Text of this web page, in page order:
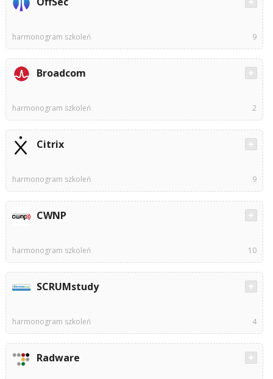
harmonogram szkoleń 9
Broadcom
harmonogram szkoleń 2
Citrix
harmonogram szkoleń 9
CWNP
harmonogram szkoleń 10
SCRUMstudy
harmonogram szkoleń 4
Radware